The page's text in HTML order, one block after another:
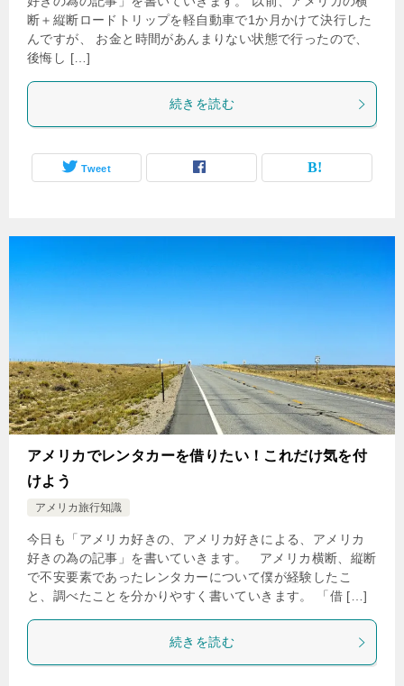
断＋縦断ロードトリップを軽自動車で1か月かけて決行した
んですが、 お金と時間があんまりない状態で行ったので、
後悔し […]
続きを読む
Tweet
アメリカでレンタカーを借りたい！これだけ気を付
けよう
アメリカ旅行知識
今日も「アメリカ好きの、アメリカ好きによる、アメリカ
好きの為の記事」を書いていきます。 アメリカ横断、縦断
で不安要素であったレンタカーについて僕が経験したこ
と、調べたことを分かりやすく書いていきます。 「借 […]
続きを読む